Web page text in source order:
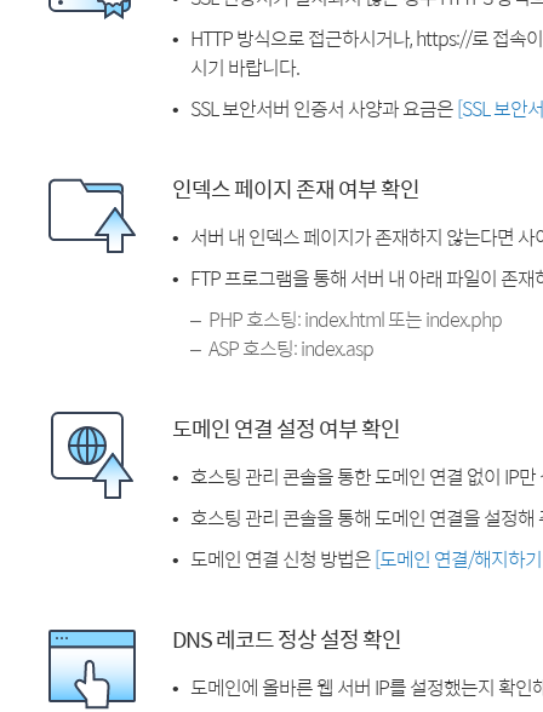
HTTP 방식으로 접근하시거나, https://로 접속
시기 바랍니다.
SSL 보안서버 인증서 사양과 요금은[SSL 보안
인덱스 페이지 존재 여부 확인
서버 내 인덱스 페이지가 존재하지 않는다면
FTP 프로그램을 통해 서버 내 아래 파일이 존
PHP 호스팅: index.html 또는 index.php
ASP 호스팅: index.asp
도메인 연결 설정 여부 확인
호스팅 관리 콘솔을 통한 도메인 연결 없이 IP
호스팅 관리 콘솔을 통해 도메인 연결을 설정해
도메인 연결 신청 방법은[도메인 연결/해지하
DNS 레코드 정상 설정 확인
도메인에 올바른 웹 서버 IP를 설정했는지 확인